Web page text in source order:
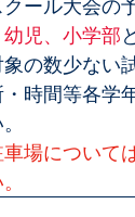
ール大会の
幼児、小学部
の数少ない
時間等各学
場について